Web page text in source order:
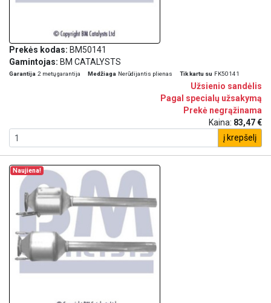
Prekės kodas: BM50141
Gamintojas: BM CATALYSTS
Garantija 2 metų garantija Medžiaga Nerūdijantis plienas Tik kartu su FK50141
Užsienio sandėlis
Pagal specialų užsakymą
Prekė negrąžinama
Kaina: 83,47 €
į krepšelį
Naujiena!